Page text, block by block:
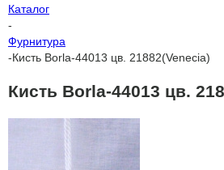
Каталог
-
Фурнитура
-Кисть Borla-44013 цв. 21882(Venecia)
Кисть Borla-44013 цв.